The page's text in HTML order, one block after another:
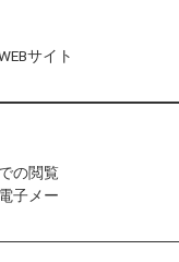
記を従来の「
しました。なお
サイト
の閲覧
子メー